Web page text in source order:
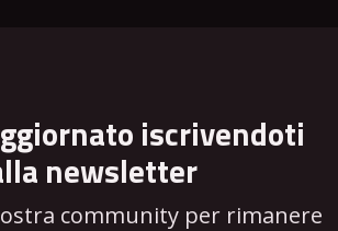
iscrivendoti
newsletter
community per rimanere